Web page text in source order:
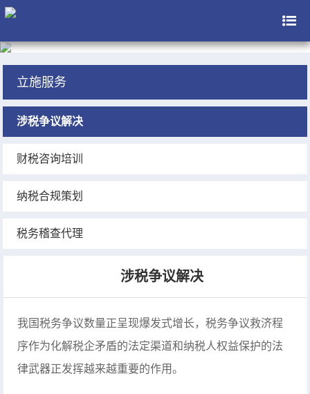
立施服务
涉税争议解决
财税咨询培训
纳税合规策划
税务稽查代理
涉税争议解决
我国税务争议数量正呈现爆发式增长，税务争议救济程
序作为化解税企矛盾的法定渠道和纳税人权益保护的法
律武器正发挥越来越重要的作用。